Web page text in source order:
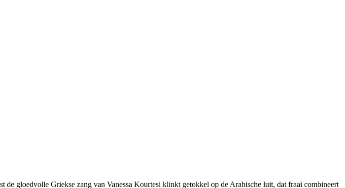
de gloedvolle Griekse zang van Vanessa Kourtesi klinkt getokkel op de Arabische luit, dat fraai combineert